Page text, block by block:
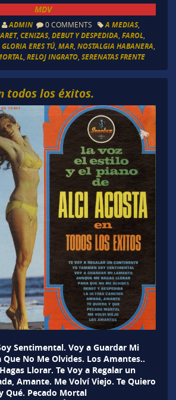
MDV
ADMIN 0 COMMENTS A MEDIAS,
, CENIZAS, DEBUT Y DESPEDIDA, FAROL,
ERES TÚ, MAR, NOSTALGIA HABANERA,
, RELOJ INGRATO, SERENATAS FRENTE
todos los éxitos.
Sentimental. Voy a Guardar Mi
Que No Me Olvides. Los Amantes..
Llorar. Te Voy a Regalar un
Amante. Me Volví Viejo. Te Quiero
Qué. Pecado Mortal